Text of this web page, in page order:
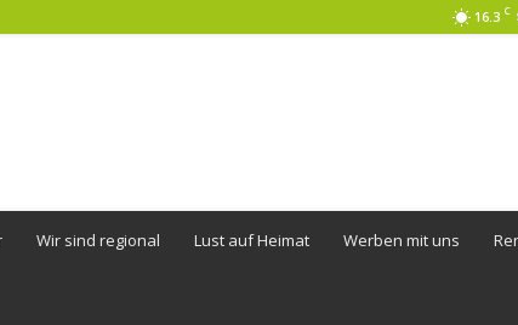
16.3 C
Wir sind regional Lust auf Heimat Werben mit uns